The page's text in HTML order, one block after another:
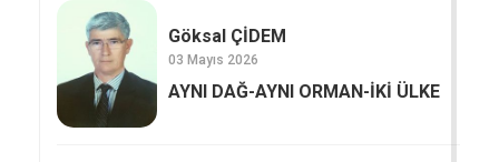
Göksal ÇİDEM
03 Mayıs 2026
AYNI DAĞ-AYNI ORMAN-İKİ ÜLKE